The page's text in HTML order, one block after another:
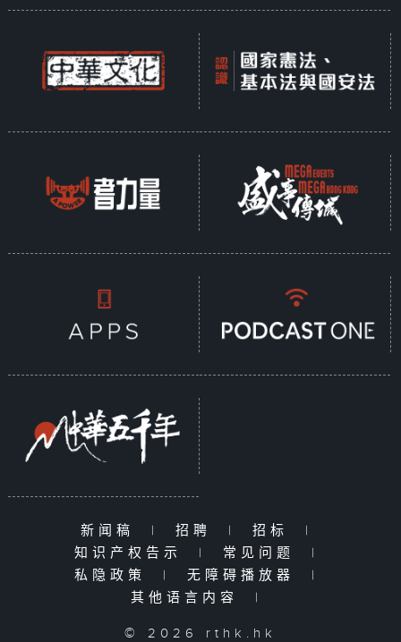
新闻稿 | 招聘 | 招标
|
知识产权告示
| 常见问题
|
私隐政策
| 无障碍播放器
|
其他语言内容
|
© 2026 rthk.hk